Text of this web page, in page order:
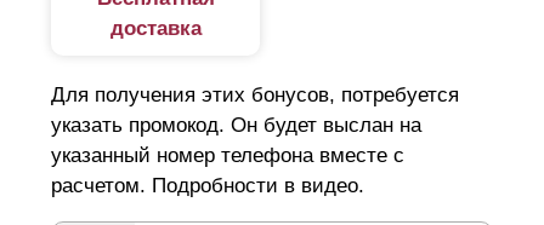
доставка
Для получения этих бонусов, потребуется
указать промокод. Он будет выслан на
указанный номер телефона вместе с
расчетом. Подробности в видео.